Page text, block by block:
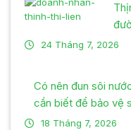
24 Tháng 7, 2026
Có nên đun sôi
cần biết để bảo vệ
18 Tháng 7, 2026